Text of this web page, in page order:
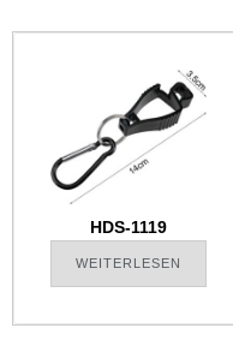
HDS-1119
WEITERLESEN